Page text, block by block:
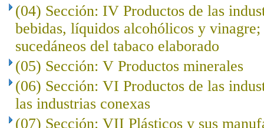
(04) Sección: IV Productos de las
bebidas, líquidos alcohólicos y vinagre;
sucedáneos del tabaco elaborado
(05) Sección: V Productos minerales
(06) Sección: VI Productos de las
las industrias conexas
(07) Sección: VII Plásticos y sus